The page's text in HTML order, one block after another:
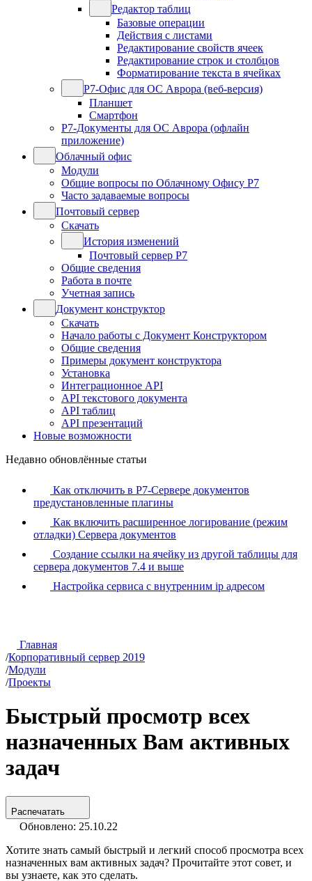
Редактор таблиц
Базовые операции
Действия с листами
Редактирование свойств ячеек
Редактирование строк и столбцов
Форматирование текста в ячейках
Р7-Офис для ОС Аврора (веб-версия)
Планшет
Смартфон
Р7-Документы для ОС Аврора (офлайн
приложение)
Облачный офис
Модули
Общие вопросы по Облачному Офису Р7
Часто задаваемые вопросы
Почтовый сервер
Скачать
История изменений
Почтовый сервер Р7
Общие сведения
Работа в почте
Учетная запись
Документ конструктор
Скачать
Начало работы с Документ Конструктором
Общие сведения
Примеры документ конструктора
Установка
Интеграционное API
API текстового документа
API таблиц
API презентаций
Новые возможности
Недавно обновлённые статьи
Как отключить в Р7-Сервере документов
предустановленные плагины
Как включить расширенное логирование (режим
отладки) Сервера документов
Создание ссылки на ячейку из другой таблицы для
сервера документов 7.4 и выше
Настройка сервиса с внутренним ip адресом
Главная
/Корпоративный сервер 2019
/Модули
/Проекты
Быстрый просмотр всех
назначенных Вам активных
задач
Распечатать
Обновлено: 25.10.22
Хотите знать самый быстрый и легкий способ просмотра всех
назначенных вам активных задач? Прочитайте этот совет, и
вы узнаете, как это сделать.